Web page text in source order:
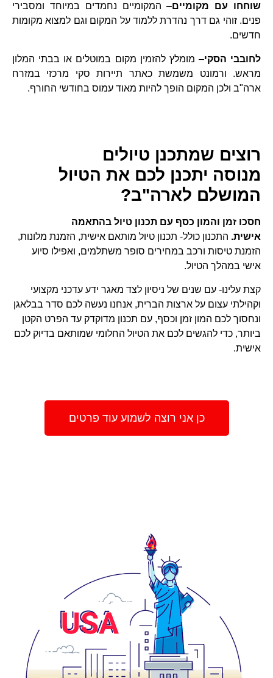
שוחחו עם מקומיים– המקומיים נחמדים במיוחד ומסבירי
פנים. זוהי גם דרך נהדרת ללמוד על המקום וגם למצוא מקומות
חדשים.
לחובבי הסקי– מומלץ להזמין מקום במוטלים או בבתי המלון
מראש. ורמונט משמשת כאתר תיירות סקי מרכזי במזרח
ארה"ב ולכן המקום הופך להיות מאוד עמוס בחודשי החורף.
רוצים שמתכנן טיולים
מנוסה יתכנן לכם את הטיול
המושלם לארה"ב?
חסכו זמן והמון כסף עם תכנון טיול בהתאמה
אישית. התכנון כולל- תכנון טיול מותאם אישית, הזמנת מלונות,
הזמנת טיסות ורכב במחירים סופר משתלמים, ואפילו סיוע
אישי במהלך הטיול.
קצת עלינו- עם שנים של ניסיון לצד מאגר ידע עדכני מקצועי
וקהילתי עצום על ארצות הברית, אנחנו נעשה לכם סדר בבלאגן
ונחסוך לכם המון זמן וכסף, עם תכנון מדוקדק עד הפרט הקטן
ביותר, כדי להגשים לכם את הטיול החלומי שמותאם בדיוק לכם
אישית.
כן אני רוצה לשמוע עוד פרטים